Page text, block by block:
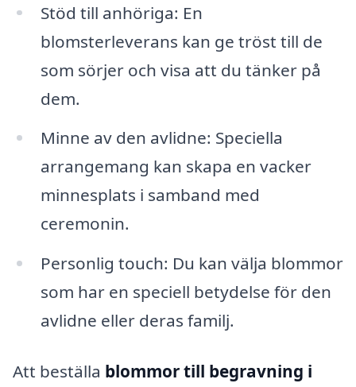
Stöd till anhöriga: En
blomsterleverans kan ge tröst till de
som sörjer och visa att du tänker på
dem.
Minne av den avlidne: Speciella
arrangemang kan skapa en vacker
minnesplats i samband med
ceremonin.
Personlig touch: Du kan välja blommor
som har en speciell betydelse för den
avlidne eller deras familj.
Att beställa blommor till begravning i